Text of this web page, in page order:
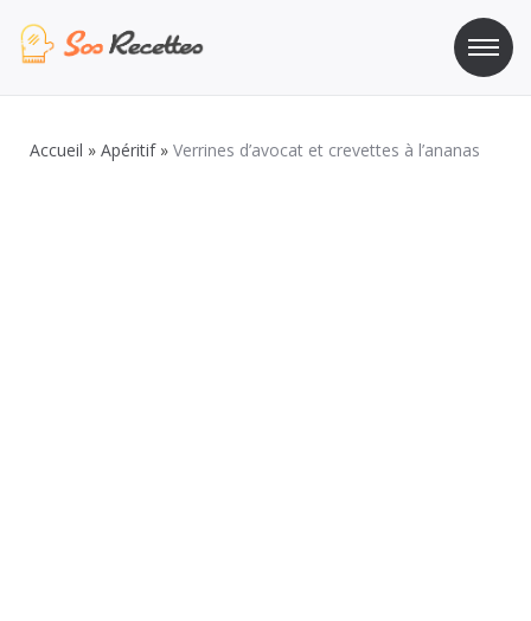
au
Accueil » Apéritif» Verrines d’avocat et crevettes à l’ananas